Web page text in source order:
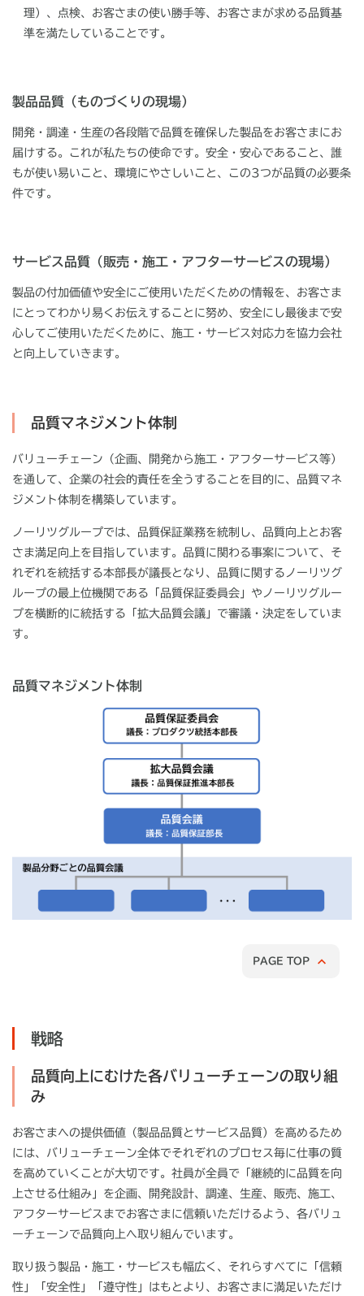
理）、点検、お客さまの使い勝手等、お客さまが求める品質基
準を満たしていることです。
製品品質（ものづくりの現場）
開発・調達・生産の各段階で品質を確保した製品をお客さまにお
届けする。これが私たちの使命です。安全・安心であること、誰
もが使い易いこと、環境にやさしいこと、この3つが品質の必要条
件です。
サービス品質（販売・施工・アフターサービスの現場）
製品の付加価値や安全にご使用いただくための情報を、お客さま
にとってわかり易くお伝えすることに努め、安全にし最後まで安
心してご使用いただくために、施工・サービス対応力を協力会社
と向上していきます。
品質マネジメント体制
バリューチェーン（企画、開発から施工・アフターサービス等）
を通して、企業の社会的責任を全うすることを目的に、品質マネ
ジメント体制を構築しています。
ノーリツグループでは、品質保証業務を統制し、品質向上とお客
さま満足向上を目指しています。品質に関わる事案について、そ
れぞれを統括する本部長が議長となり、品質に関するノーリツグ
ループの最上位機関である「品質保証委員会」やノーリツグルー
プを横断的に統括する「拡大品質会議」で審議・決定をしていま
す。
品質マネジメント体制
PAGE TOP
戦略
品質向上にむけた各バリューチェーンの取り組
み
お客さまへの提供価値（製品品質とサービス品質）を高めるため
には、バリューチェーン全体でそれぞれのプロセス毎に仕事の質
を高めていくことが大切です。社員が全員で「継続的に品質を向
上させる仕組み」を企画、開発設計、調達、生産、販売、施工、
アフターサービスまでお客さまに信頼いただけるよう、各バリュ
ーチェーンで品質向上へ取り組んでいます。
取り扱う製品・施工・サービスも幅広く、それらすべてに「信頼
性」「安全性」「遵守性」はもとより、お客さまに満足いただけ